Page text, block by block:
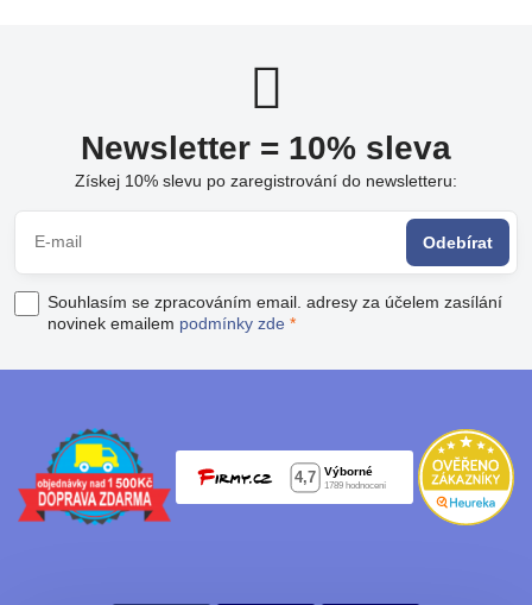
Newsletter = 10% sleva
Získej 10% slevu po zaregistrování do newsletteru:
Odebírat
Souhlasím se zpracováním email. adresy za účelem zasílání
novinek emailem podmínky zde *